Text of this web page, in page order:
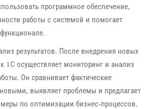
программное обеспечение,
работы с системой и помогает
результатов. После внедрения новых
1С осуществляет мониторинг и анализ
Он сравнивает фактические
выявляет проблемы и предлагает
по оптимизации бизнес-процессов.